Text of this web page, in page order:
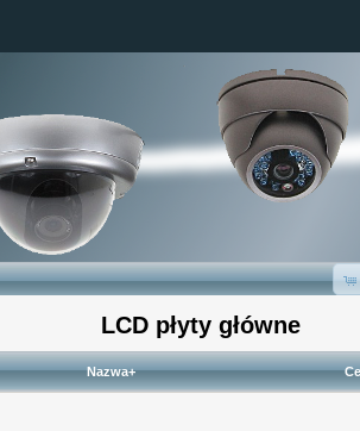
LCD płyty główne
Nazwa+